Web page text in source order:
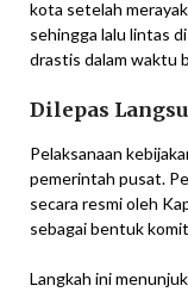
kota setelah
sehingga lalu lintas
drastis dalam waktu
Dilepas
Pelaksanaan
pemerintah pusat.
secara resmi oleh
sebagai bentuk
Langkah ini